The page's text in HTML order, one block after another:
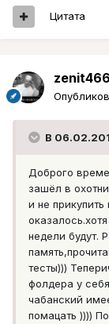
Цитата
zenit466
В
Доброго
зашёл в
и не
недели будут.
тесты)))
фолдера у
чабанский
помацать ))))